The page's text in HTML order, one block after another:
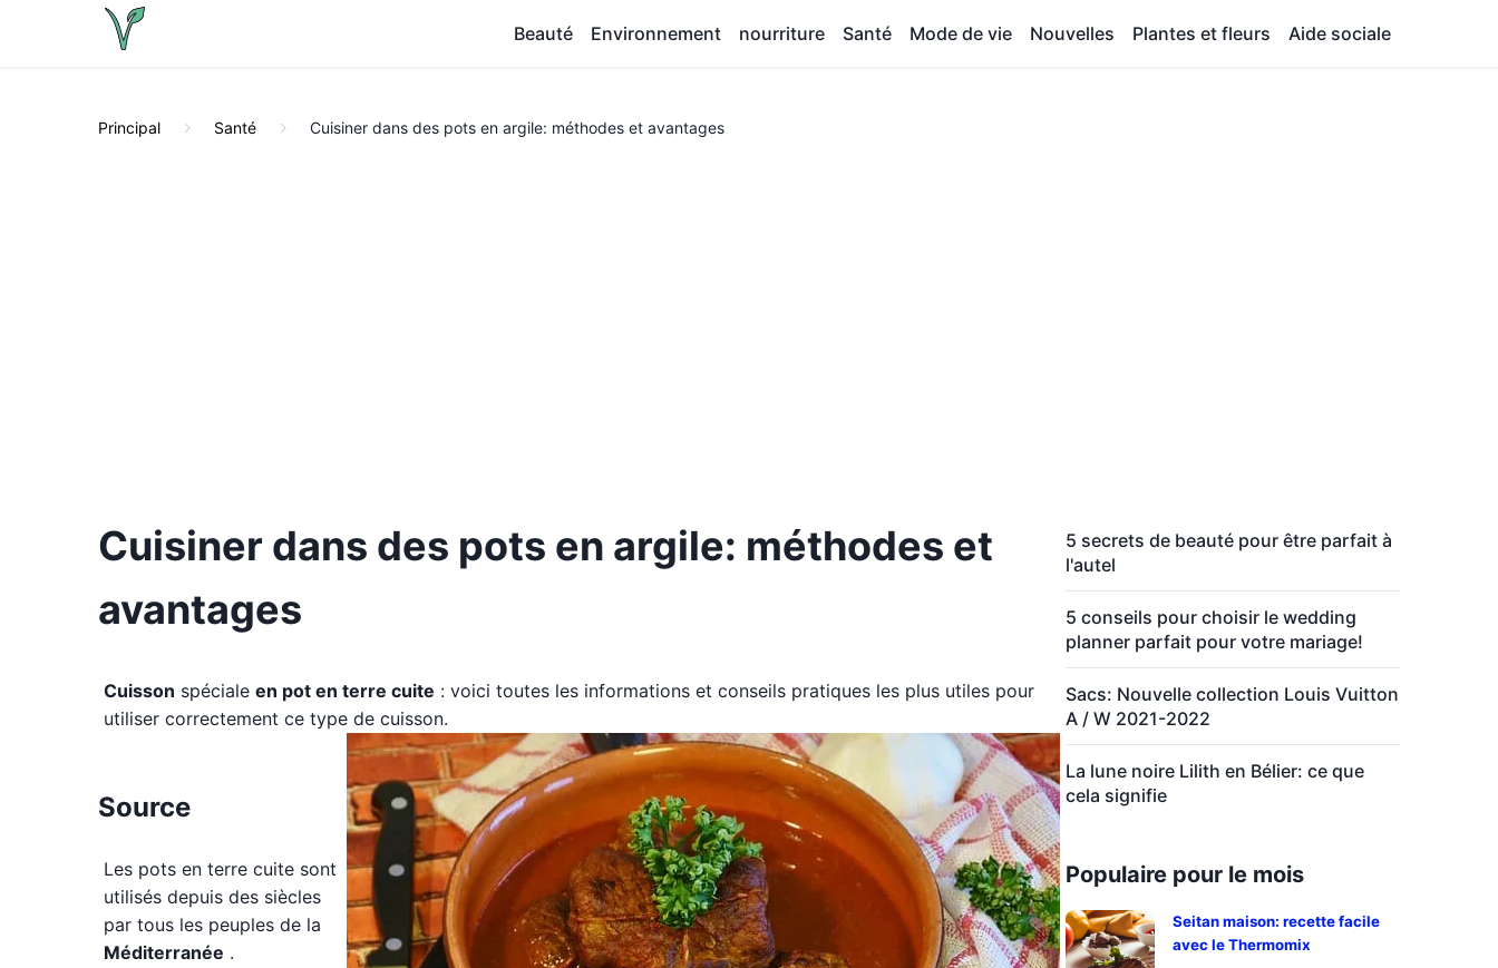
Beauté Environnement nourriture Santé Mode de vie Nouvelles Plantes et fleurs Aide sociale
Principal Santé Cuisiner dans des pots en argile: méthodes et avantages
Cuisiner dans des pots en argile: méthodes et
avantages
Cuisson spéciale en pot en terre cuite : voici toutes les informations et conseils pratiques les plus utiles pour
utiliser correctement ce type de cuisson.
Source
Les pots en terre cuite sont
utilisés depuis des siècles
par tous les peuples de la
Méditerranée .
5 secrets de beauté pour être parfait à
l'autel
5 conseils pour choisir le wedding
planner parfait pour votre mariage!
Sacs: Nouvelle collection Louis Vuitton
A / W 2021-2022
La lune noire Lilith en Bélier: ce que
cela signifie
Populaire pour le mois
Seitan maison: recette facile
avec le Thermomix